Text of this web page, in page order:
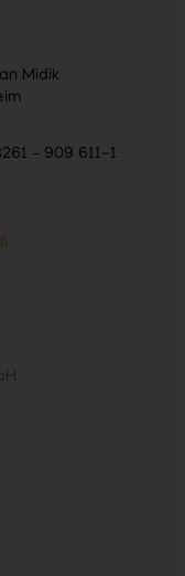
Midik
– 909 611-1